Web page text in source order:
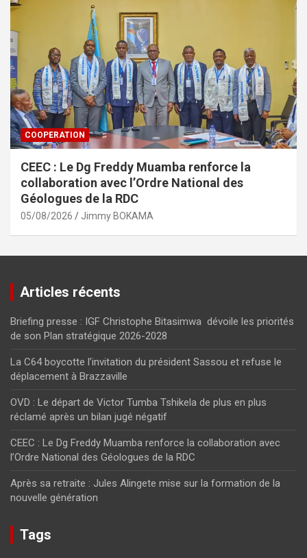
COOPERATION
CEEC : Le Dg Freddy Muamba renforce la
collaboration avec l’Ordre National des
Géologues de la RDC
05/08/2026 Jimmy BOKAMA
Articles récents
Briefing presse : IGF Christophe Bitasimwa dévoile les priorités
de son Plan stratégique 2026-2028
La C64 boycotte l’invitation du président Sassou et refuse le
déplacement à Brazzaville
OVD : Le départ de Victor Tumba Tshikela de plus en plus
réclamé après un bilan jugé négatif
CEEC : Le Dg Freddy Muamba renforce la collaboration avec
l’Ordre National des Géologues de la RDC
Après sa retraite : Jules Alingete mise sur la formation de la
nouvelle génération
Tags